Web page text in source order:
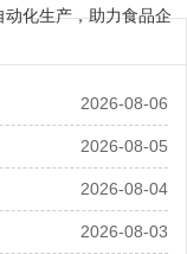
化生产，助力食品企
2026-08-06
2026-08-05
2026-08-04
2026-08-03